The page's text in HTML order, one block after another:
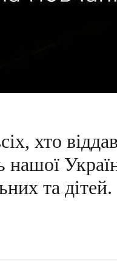
хто
нашої
та дітей.